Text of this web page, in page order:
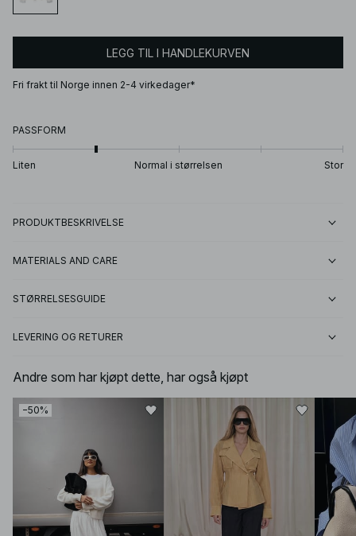
LEGG TIL I HANDLEKURVEN
Fri frakt til Norge innen 2-4 virkedager*
PASSFORM
Liten Normal i størrelsen Stor
PRODUKTBESKRIVELSE
MATERIALS AND CARE
STØRRELSESGUIDE
LEVERING OG RETURER
Andre som har kjøpt dette, har også kjøpt
−50%